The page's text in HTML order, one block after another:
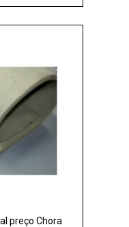
preço Chora